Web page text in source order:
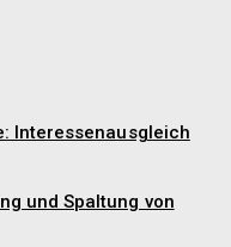
Interessenausgleich
und Spaltung von